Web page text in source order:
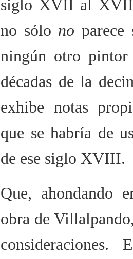
siglo XVII al
no sólo no
ningún otro pintor
décadas de la
exhibe notas
que se habría de
de ese siglo XVIII.
Que, ahondando
obra de